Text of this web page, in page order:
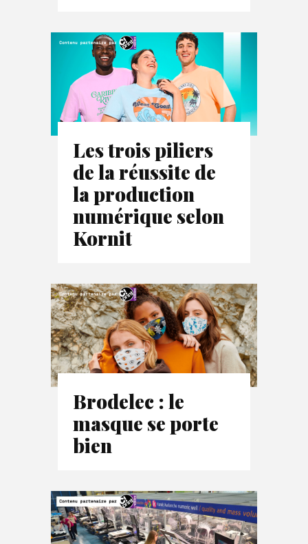
Les trois piliers
de la réussite de
la production
numérique selon
Kornit
Brodelec : le
masque se porte
bien